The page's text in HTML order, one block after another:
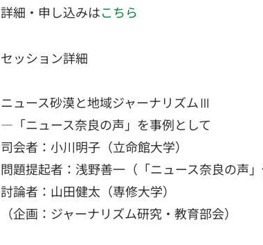
詳細・申し込みはこちら
セッション詳細
ニュース砂漠と地域ジャーナリズムⅢ
―「ニュース奈良の声」を事例として
司会者：小川明子（立命館大学）
問題提起者：浅野善一（「ニュース奈良の声」
討論者：山田健太（専修大学）
（企画：ジャーナリズム研究・教育部会）